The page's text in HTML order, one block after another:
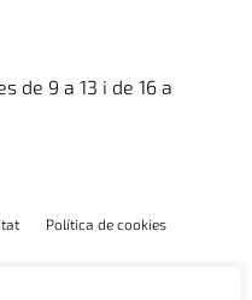
de 9 a 13 i de 16 a
Política de cookies